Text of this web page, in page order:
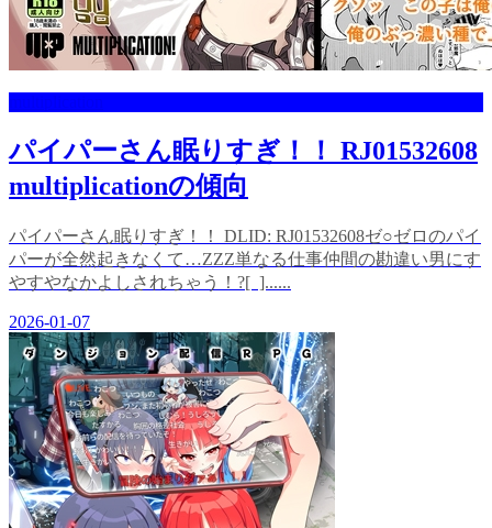
パイパーさん眠りすぎ！！ RJ01532608
multiplicationの傾向
パイパーさん眠りすぎ！！ DLID: RJ01532608ゼ○ゼロのパイ
パーが全然起きなくて…ZZZ単なる仕事仲間の勘違い男にす
やすやなかよしされちゃう！?[ ]......
2026-01-07